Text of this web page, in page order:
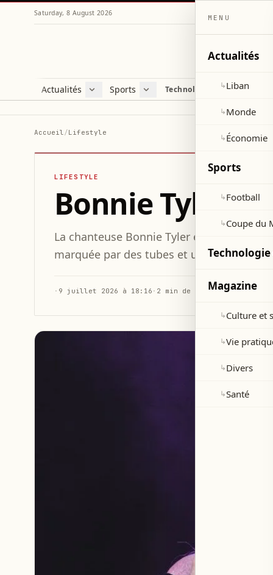
Saturday, 8 August 2026
Actualités
Liban
Sports
Football
Technologie et sciences
Accueil/Lifestyle
LIFESTYLE
Bonnie Tyler,
La chanteuse Bonnie Tyler est morte à 75
marquée par des tubes et une voix
· 9 juillet 2026 à 18:16 · 2 min de lecture
MENU
Actualités
↳Liban
↳Monde
↳Économie
Sports
↳Football
↳Coupe du
Technologie
Magazine
↳Culture et
↳Vie
↳Divers
↳Santé